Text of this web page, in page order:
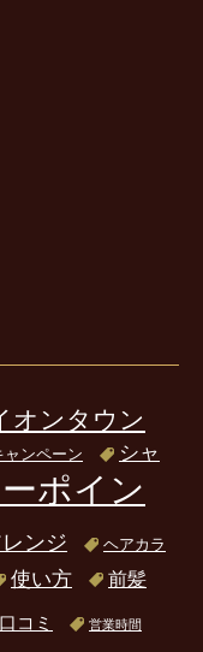
オンタウン
ャンペーン
シャ
ポイン
ンジ
ヘアカラ
使い方 前髪
口コミ 営業時間